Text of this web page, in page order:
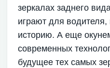
зеркалах заднего
играют для
историю. А еще
современных
будущее тех самых